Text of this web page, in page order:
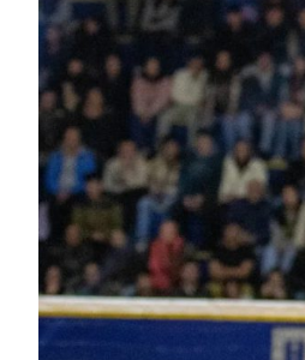
más
grande